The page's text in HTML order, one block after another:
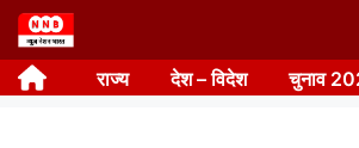
Skip
to
content राज्य देश – विदेश चुनाव